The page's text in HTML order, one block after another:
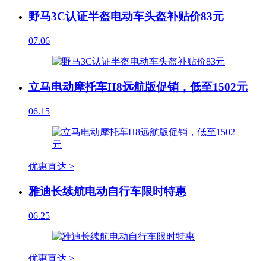
野马3C认证半盔电动车头盔补贴价83元
07.06
立马电动摩托车H8远航版促销，低至1502元
06.15
优惠直达 >
雅迪长续航电动自行车限时特惠
06.25
优惠直达 >